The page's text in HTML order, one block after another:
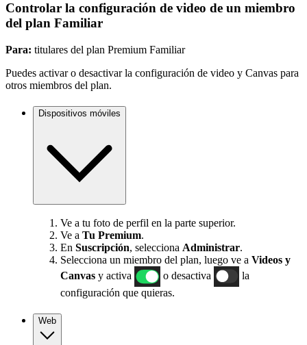
Controlar la configuración de video de un miembro
del plan Familiar
Para: titulares del plan Premium Familiar
Puedes activar o desactivar la configuración de video y Canvas para
otros miembros del plan.
Dispositivos móviles
Ve a tu foto de perfil en la parte superior.
Ve a Tu Premium.
En Suscripción, selecciona Administrar.
Selecciona un miembro del plan, luego ve a Videos y
Canvas y activa o desactiva
la
configuración que quieras.
Web